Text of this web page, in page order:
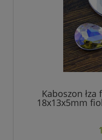
Kaboszon łza
18x13x5mm